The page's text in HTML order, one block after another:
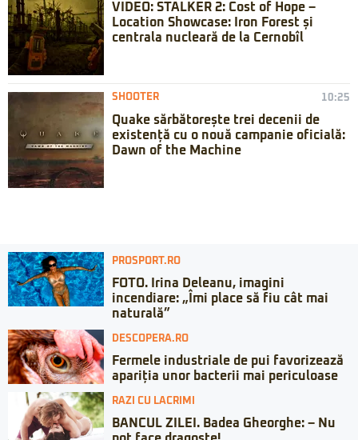
VIDEO: STALKER 2: Cost of Hope –
Location Showcase: Iron Forest și
centrala nucleară de la Cernobîl
SHOOTER 10:25
Quake sărbătorește trei decenii de
existență cu o nouă campanie oficială:
Dawn of the Machine
PROSPORT.RO
FOTO. Irina Deleanu, imagini
incendiare: „Îmi place să fiu cât mai
naturală”
DESCOPERA.RO
Fermele industriale de pui favorizează
apariția unor bacterii mai periculoase
RAZI CU LACRIMI
BANCUL ZILEI. Badea Gheorghe: – Nu